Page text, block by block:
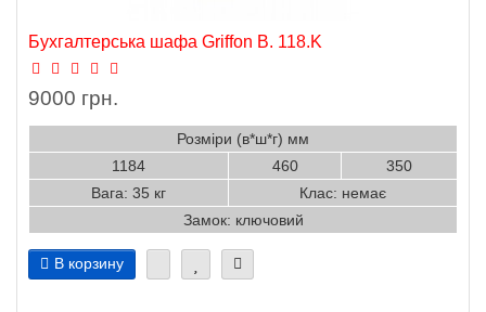
Бухгалтерська шафа Griffon B. 118.K
9000 грн.
Розміри (в*ш*г) мм
1184
460
350
Вага: 35 кг
Клас: немає
Замок: ключовий
В корзину